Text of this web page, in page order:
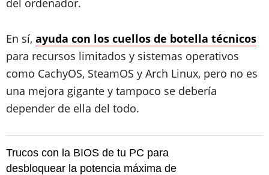
En sí, ayuda con los cuellos de botella técnicos
para recursos limitados y sistemas operativos
como CachyOS, SteamOS y Arch Linux, pero no es
una mejora gigante y tampoco se debería
depender de ella del todo.
Trucos con la BIOS de tu PC para
desbloquear la potencia máxima de